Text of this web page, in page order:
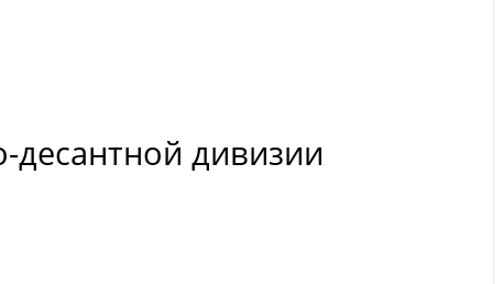
десантной дивизии